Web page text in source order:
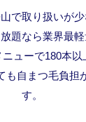
で取り扱いが
題なら業界最
ューで180本以
も自まつ毛負担
す。